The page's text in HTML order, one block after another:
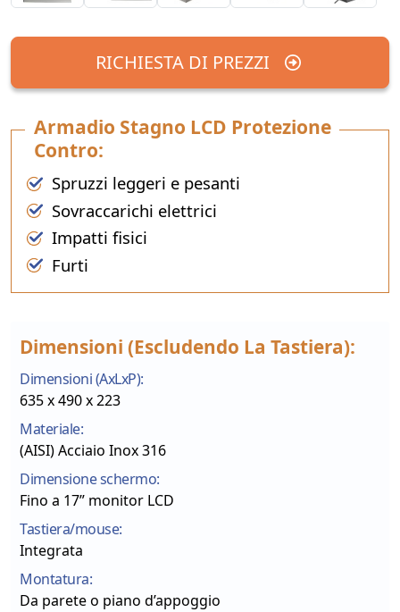
RICHIESTA DI PREZZI
Armadio Stagno LCD Protezione
Contro:
Spruzzi leggeri e pesanti
Sovraccarichi elettrici
Impatti fisici
Furti
Dimensioni (escludendo La Tastiera):
Dimensioni (AxLxP):
635 x 490 x 223
Materiale:
(AISI) Acciaio Inox 316
Dimensione schermo:
Fino a 17” monitor LCD
Tastiera/mouse:
Integrata
Montatura:
Da parete o piano d’appoggio